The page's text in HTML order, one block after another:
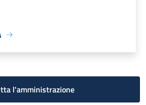
l'amministrazione